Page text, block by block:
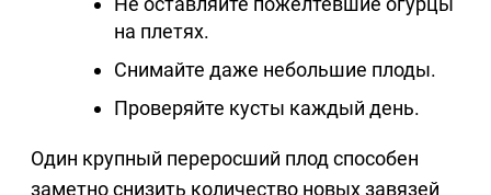
на плетях.
Снимайте даже небольшие плоды.
Проверяйте кусты каждый день.
Один крупный переросший плод способен
заметно снизить количество новых завязей